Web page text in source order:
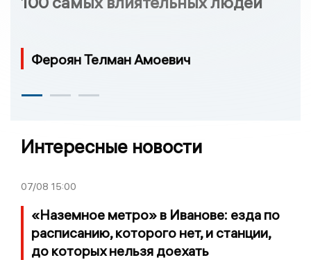
Фероян Телман Амоевич
Интересные новости
07/08 15:00
«Наземное метро» в Иванове: езда по
расписанию, которого нет, и станции,
до которых нельзя доехать